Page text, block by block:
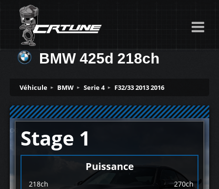
BMW 425d 218ch
Véhicule BMW Serie 4 F32/33 2013 2016
Stage 1
Puissance
218ch 270ch